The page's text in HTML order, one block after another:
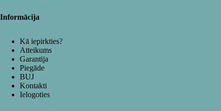
Informācija
Kā iepirkties?
Atteikums
Garantija
Piegāde
BUJ
Kontakti
Ielogoties